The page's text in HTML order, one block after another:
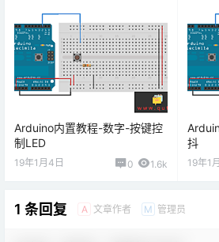
Arduino内置教程-数字-按键控
制LED
19年1月4日 0 1.6k
抖
19年1
1 条回复 A 文章作者 M 管理员